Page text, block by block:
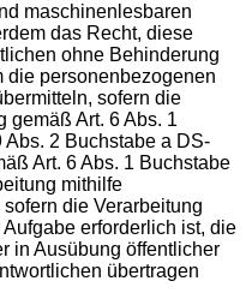
maschinenlesbaren
das Recht, diese
ohne Behinderung
die personenbezogenen
sofern die
gemäß Art. 6 Abs. 1
Abs. 2 Buchstabe a DS-
Art. 6 Abs. 1 Buchstabe
mithilfe
die Verarbeitung
erforderlich ist, die
in Ausübung öffentlicher
übertragen